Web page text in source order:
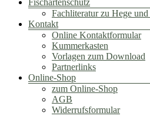
Fischartenschutz
Fachliteratur zu Hege
Kontakt
Online Kontaktformular
Kummerkasten
Vorlagen zum Download
Partnerlinks
Online-Shop
zum Online-Shop
AGB
Widerrufsformular